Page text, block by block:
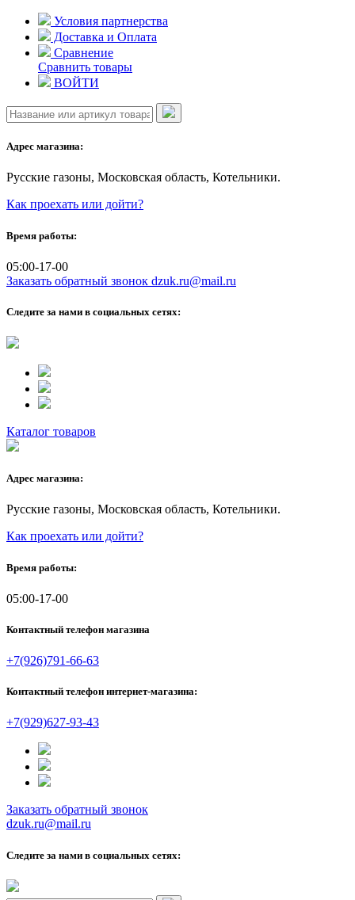
Skip
content
Условия партнерства
Доставка и Оплата
Сравнение
Сравнить товары
ВОЙТИ
Адрес магазина:
Русские газоны, Московская область, Котельники.
Как проехать или дойти?
Время работы:
05:00-17-00
Заказать обратный звонок dzuk.ru@mail.ru
Следите за нами в социальных сетях:
Каталог товаров
Адрес магазина:
Русские газоны, Московская область, Котельники.
Как проехать или дойти?
Время работы:
05:00-17-00
Контактный телефон магазина
+7(926)791-66-63
Контактный телефон интернет-магазина:
+7(929)627-93-43
Заказать обратный звонок
dzuk.ru@mail.ru
Следите за нами в социальных сетях: